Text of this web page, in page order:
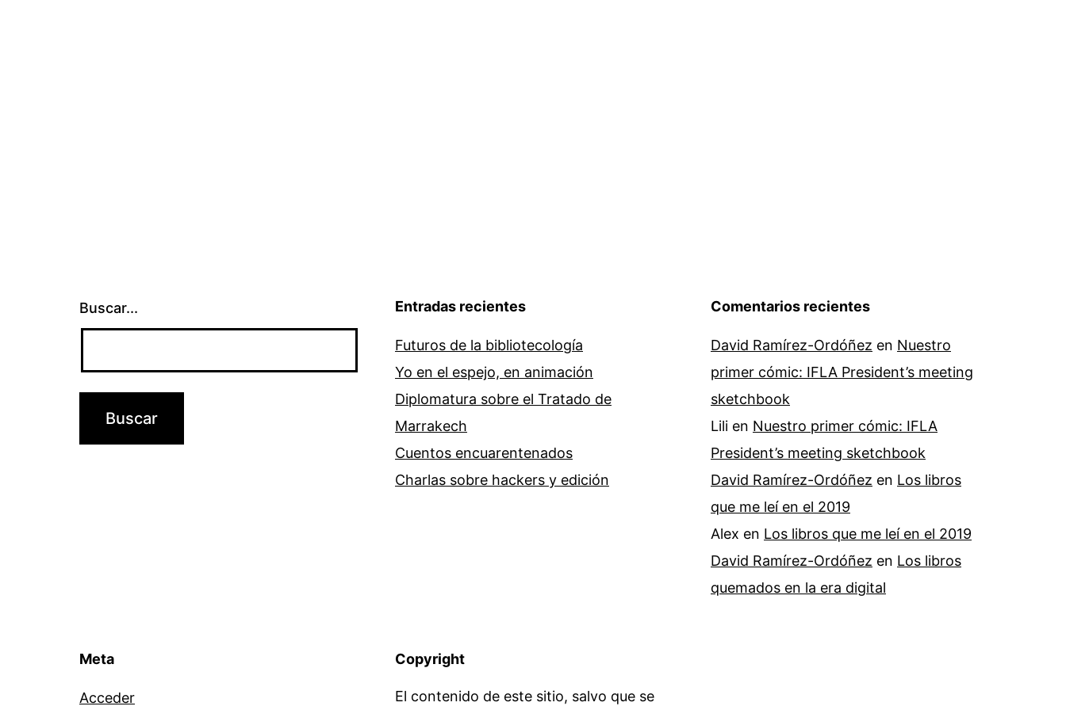
Buscar... Entradas recientes
Futuros de la bibliotecología
Yo en el espejo, en animación
Diplomatura sobre el Tratado de
Marrakech
Cuentos encuarentenados
Charlas sobre hackers y edición
Comentarios recientes
David Ramírez-Ordóñez en Nuestro
primer cómic: IFLA President’s meeting
sketchbook
Lili en Nuestro primer cómic: IFLA
President’s meeting sketchbook
David Ramírez-Ordóñez en Los libros
que me leí en el 2019
Alex en Los libros que me leí en el 2019
David Ramírez-Ordóñez en Los libros
quemados en la era digital
Meta
Acceder
Copyright
El contenido de este sitio, salvo que se